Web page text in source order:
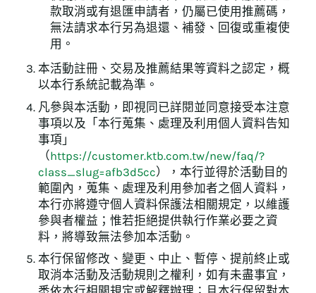
款取消或有退匯申請者，仍屬已使用推薦碼，
無法請求本行另為退還、補發、回復或重複使
用。
本活動註冊、交易及推薦結果等資料之認定，概
以本行系統記載為準。
凡參與本活動，即視同已詳閱並同意接受本注意
事項以及「本行蒐集、處理及利用個人資料告知
事項」
（https://customer.ktb.com.tw/new/faq/?
class_slug=afb3d5cc），本行並得於活動目的
範圍內，蒐集、處理及利用參加者之個人資料，
本行亦將遵守個人資料保護法相關規定，以維護
參與者權益；惟若拒絕提供執行作業必要之資
料，將導致無法參加本活動。
本行保留修改、變更、中止、暫停、提前終止或
取消本活動及活動規則之權利，如有未盡事宜，